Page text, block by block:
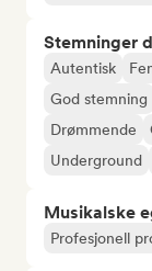
Stemninger
Autentisk
God stemning
Drømmende
Underground
Musikalske
Profesjonell